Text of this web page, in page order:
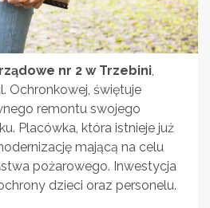
nr 2 w Trzebini
Ochronkowej, świętuje
remontu swojego
Placówka, która istnieje już
mającą na celu
pożarowego. Inwestycja
dzieci oraz personelu.